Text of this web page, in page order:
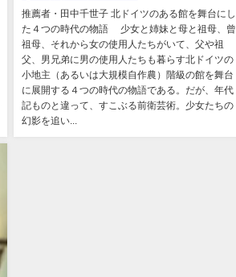
推薦者・田中千世子 北ドイツのある館を舞台にし
た４つの時代の物語 少女と姉妹と母と祖母、曾
祖母、それから女の使用人たちがいて、父や祖
父、男兄弟に男の使用人たちも暮らす北ドイツの
小地主（あるいは大規模自作農）階級の館を舞台
に展開する４つの時代の物語である。だが、年代
記ものと違って、すこぶる前衛芸術。少女たちの
幻影を追い...